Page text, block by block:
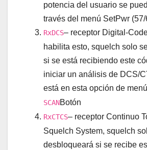
potencia del usuario se
través del menú SetPwr (57/
RxDCS– receptor Digital-
habilita esto, squelch solo
si se está recibiendo este
iniciar un análisis de DCS/
está en esta opción de
SCANBotón
RxCTCS– receptor Continuo
Squelch System, squelch
desbloqueará si se recibe